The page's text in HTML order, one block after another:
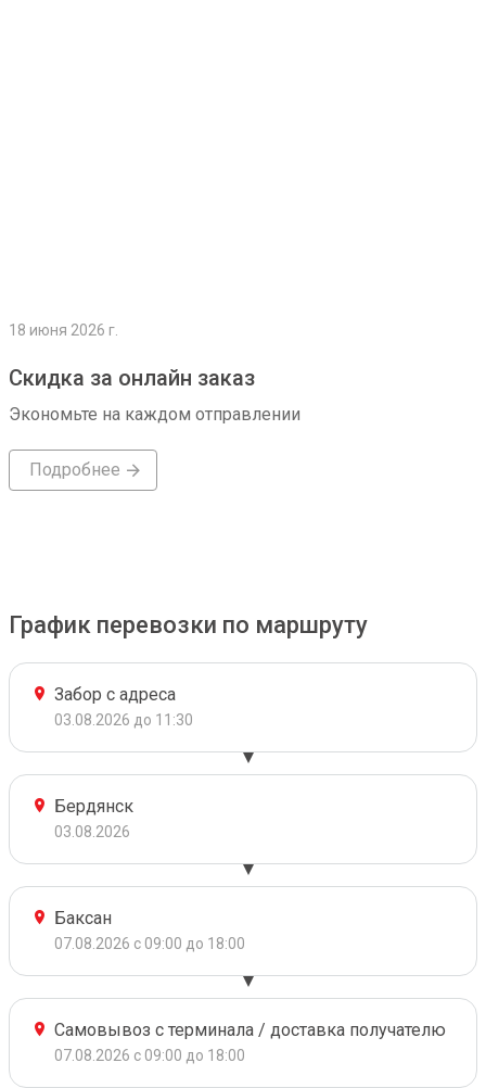
18 июня 2026 г.
Скидка за онлайн заказ
Экономьте на каждом отправлении
Подробнее
График перевозки по маршруту
Забор с адреса
03.08.2026 до 11:30
Бердянск
03.08.2026
Баксан
07.08.2026 с 09:00 до 18:00
Самовывоз с терминала / доставка получателю
07.08.2026 с 09:00 до 18:00